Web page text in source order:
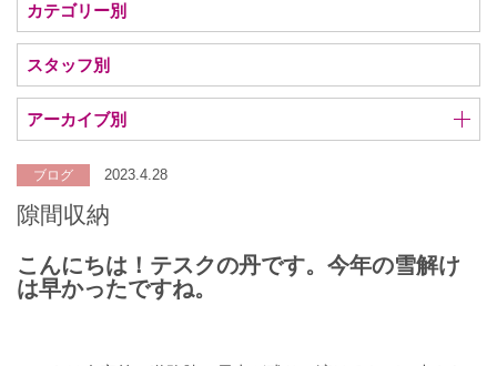
カテゴリー別
スタッフ別
アーカイブ別
ブログ 2023.4.28
隙間収納
こんにちは！テスクの丹です。今年の雪解け
は早かったですね。